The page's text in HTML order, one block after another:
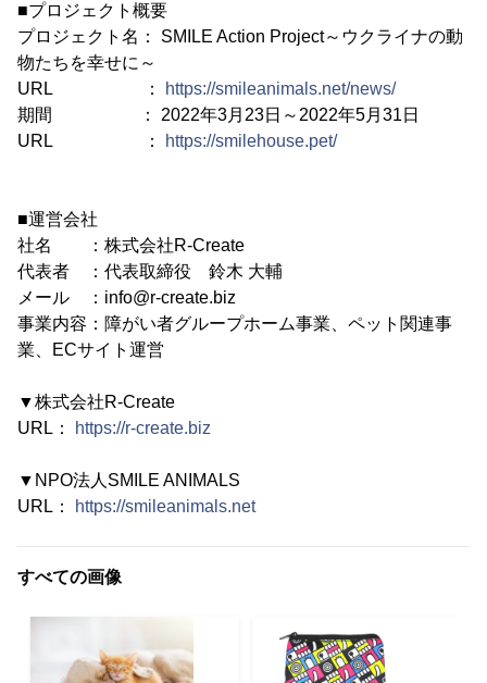
■プロジェクト概要
プロジェクト名： SMILE Action Project～ウクライナの動
物たちを幸せに～
URL ：
https://smileanimals.net/news/
期間 ： 2022年3月23日～2022年5月31日
URL ：
https://smilehouse.pet/
■運営会社
社名 ：株式会社R-Create
代表者 ：代表取締役 鈴木 大輔
メール ：info@r-create.biz
事業内容：障がい者グループホーム事業、ペット関連事
業、ECサイト運営
▼株式会社R-Create
URL：
https://r-create.biz
▼NPO法人SMILE ANIMALS
URL：
https://smileanimals.net
すべての画像